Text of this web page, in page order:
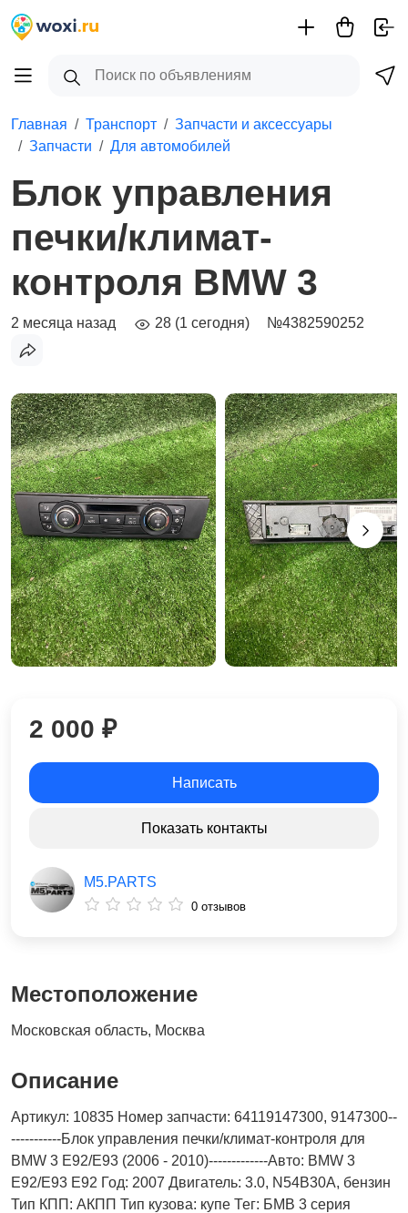
Главная Транспорт
Запчасти и аксессуары
Запчасти
Для автомобилей
Блок управления
печки/климат-
контроля BMW 3
2 месяца назад 28 (1 сегодня) №4382590252
Местоположение
Московская область, Москва
Описание
Артикул: 10835 Номер запчасти: 64119147300, 9147300--
-----------Блок управления печки/климат-контроля для
BMW 3 E92/E93 (2006 - 2010)-------------Авто: BMW 3
E92/E93 E92 Год: 2007 Двигатель: 3.0, N54B30A, бензин
Тип КПП: АКПП Тип кузова: купе Тег: БМВ 3 серия
2 000 ₽
Написать
Показать контакты
M5.PARTS
0 отзывов